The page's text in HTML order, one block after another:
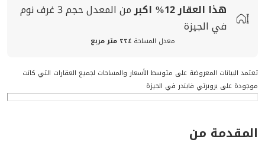
هذا العقار12% اكبرمن المعدلحجم
3 غرف نوم
في الجيزة
معدل المساحة ٢٢٤ متر مربع
تعتمد البيانات المعروضة على متوسط الأسعار والمساحات لجميع العقارات التي كانت
موجودة على بروبرتي فايندر في الجيزة
المقدمة من